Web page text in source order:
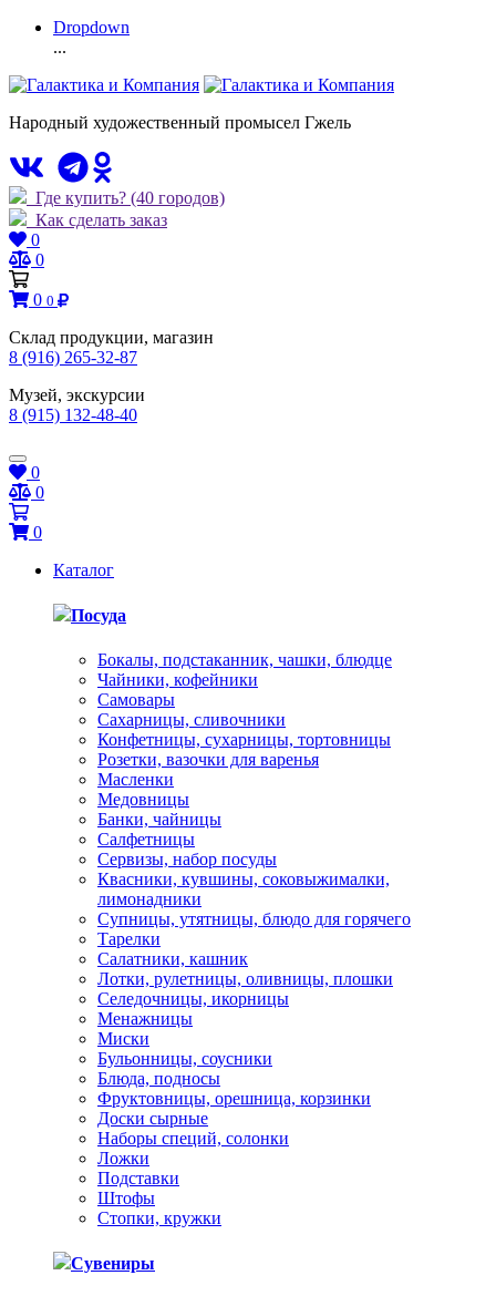
Dropdown
...
Народный художественный промысел Гжель
Где купить? (40 городов)
Как сделать заказ
0
0
0 0
Склад продукции, магазин
8 (916) 265-32-87
Музей, экскурсии
8 (915) 132-48-40
0
0
0
Каталог
Посуда
Бокалы, подстаканник, чашки, блюдце
Чайники, кофейники
Самовары
Сахарницы, сливочники
Конфетницы, сухарницы, тортовницы
Розетки, вазочки для варенья
Масленки
Медовницы
Банки, чайницы
Салфетницы
Сервизы, набор посуды
Квасники, кувшины, соковыжималки,
лимонадники
Супницы, утятницы, блюдо для горячего
Тарелки
Салатники, кашник
Лотки, рулетницы, оливницы, плошки
Селедочницы, икорницы
Менажницы
Миски
Бульонницы, соусники
Блюда, подносы
Фруктовницы, орешница, корзинки
Доски сырные
Наборы специй, солонки
Ложки
Подставки
Штофы
Стопки, кружки
Сувениры